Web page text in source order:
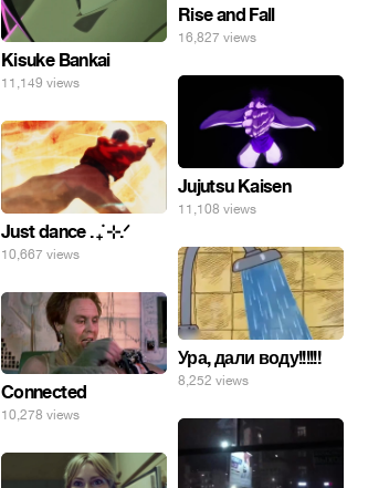
Rise and Fall
16,827 views
Kisuke Bankai
11,149 views
Jujutsu Kaisen
11,108 views
Just dance . ݁₊ ⊹.ᐟ
10,667 views
Ура, дали воду!!!!!!
8,252 views
Connected
10,278 views